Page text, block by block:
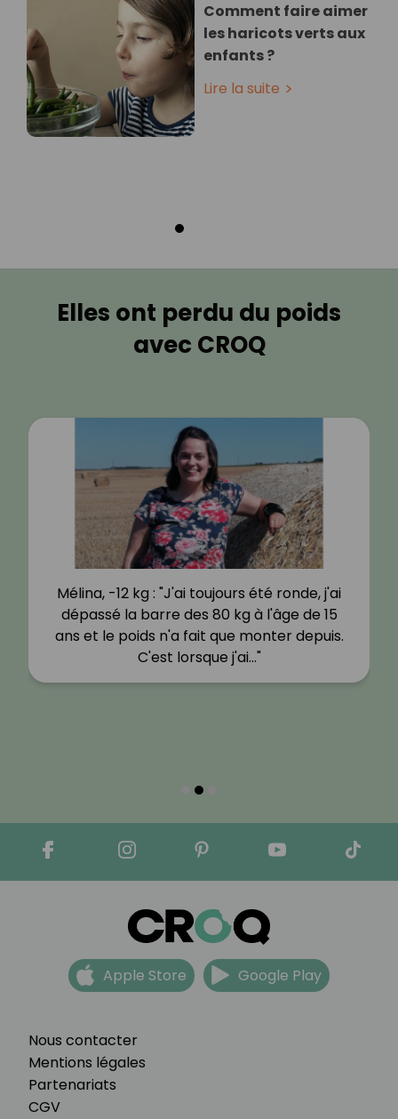
Comment faire aimer
les haricots verts aux
enfants ?
Lire la suite
Elles ont perdu du poids
avec CROQ
Mélina, -12 kg : "J'ai toujours été ronde, j'ai
dépassé la barre des 80 kg à l'âge de 15
ans et le poids n'a fait que monter depuis.
C'est lorsque j'ai…"
Nous contacter
Mentions légales
Partenariats
CGV
Apple Store Google Play